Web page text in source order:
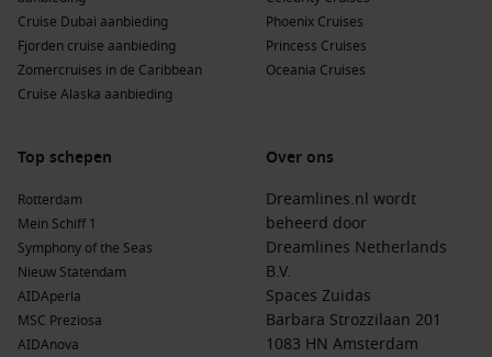
Cruise Dubai aanbieding
Fjorden cruise aanbieding
Zomercruises in de Caribbean
Cruise Alaska aanbieding
Phoenix Cruises
Princess Cruises
Oceania Cruises
Top schepen
Rotterdam
Mein Schiff 1
Symphony of the Seas
Nieuw Statendam
AIDAperla
MSC Preziosa
AIDAnova
Over ons
Dreamlines.nl wordt
beheerd door
Dreamlines Netherlands
B.V.
Spaces Zuidas
Barbara Strozzilaan 201
1083 HN Amsterdam